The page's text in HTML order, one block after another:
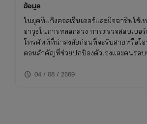
ข้อมูล
ในยุคที่แก๊งคอลเซ็นเตอร์และมิจฉาชีพใช้เ
อาวุธในการหลอกลวง การตรวจสอบเบอ
โทรศัพท์ที่น่าสงสัยก่อนที่จะรับสายหรือโอ
ตอนสำคัญที่ช่วยปกป้องตัวเองและคนรอบ
ต้องและใช้เครื่องมือที่เหมาะสม บทความนี้
schedule 04 / 08 / 2569